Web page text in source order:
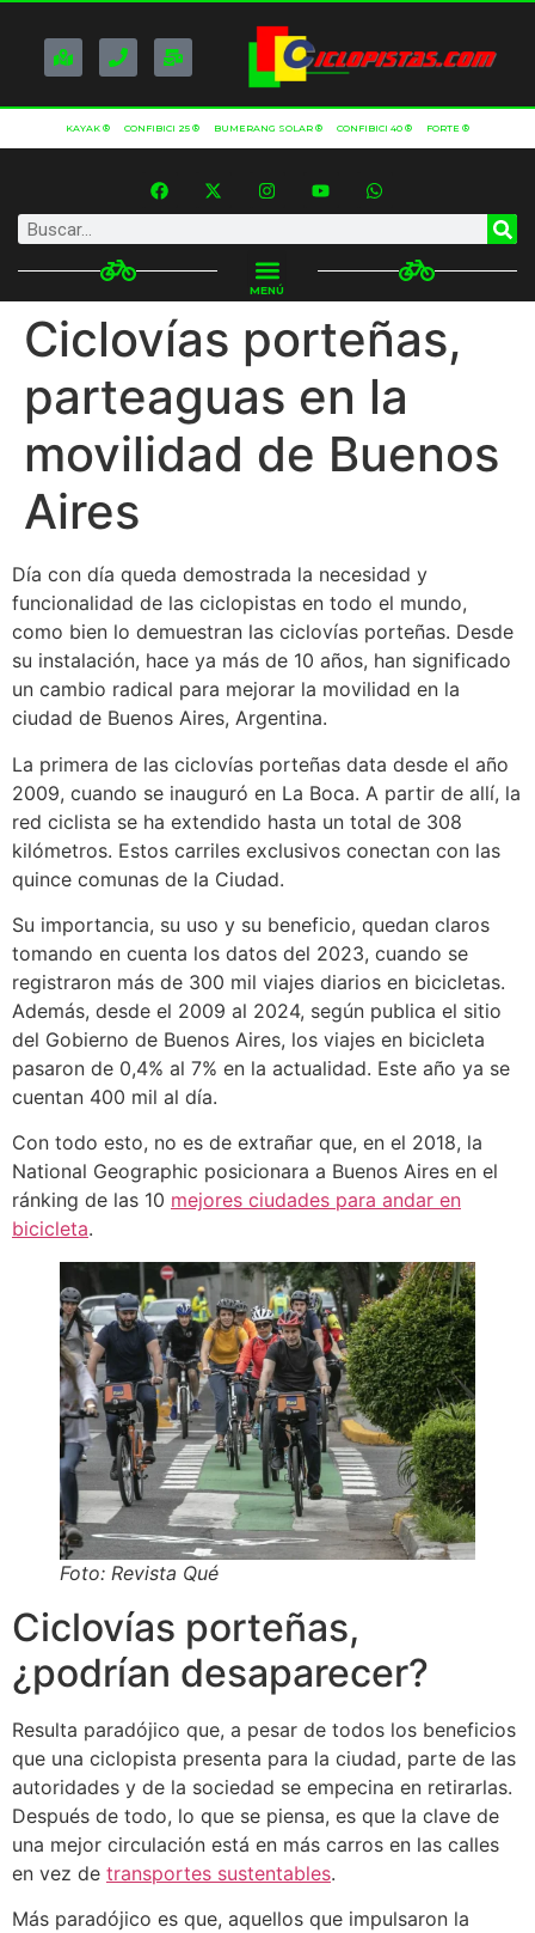
KAYAK ® CONFIBICI 25 ® BUMERANG SOLAR ® CONFIBICI 40 ® FORTE ®
MENÚ
Ciclovías porteñas,
parteaguas en la
movilidad de Buenos
Aires
Día con día queda demostrada la necesidad y
funcionalidad de las ciclopistas en todo el mundo,
como bien lo demuestran las ciclovías porteñas. Desde
su instalación, hace ya más de 10 años, han significado
un cambio radical para mejorar la movilidad en la
ciudad de Buenos Aires, Argentina.
La primera de las ciclovías porteñas data desde el año
2009, cuando se inauguró en La Boca. A partir de allí, la
red ciclista se ha extendido hasta un total de 308
kilómetros. Estos carriles exclusivos conectan con las
quince comunas de la Ciudad.
Su importancia, su uso y su beneficio, quedan claros
tomando en cuenta los datos del 2023, cuando se
registraron más de 300 mil viajes diarios en bicicletas.
Además, desde el 2009 al 2024, según publica el sitio
del Gobierno de Buenos Aires, los viajes en bicicleta
pasaron de 0,4% al 7% en la actualidad. Este año ya se
cuentan 400 mil al día.
Con todo esto, no es de extrañar que, en el 2018, la
National Geographic posicionara a Buenos Aires en el
ránking de las 10 mejores ciudades para andar en
bicicleta.
Foto: Revista Qué
Ciclovías porteñas,
¿podrían desaparecer?
Resulta paradójico que, a pesar de todos los beneficios
que una ciclopista presenta para la ciudad, parte de las
autoridades y de la sociedad se empecina en retirarlas.
Después de todo, lo que se piensa, es que la clave de
una mejor circulación está en más carros en las calles
en vez de transportes sustentables.
Más paradójico es que, aquellos que impulsaron la